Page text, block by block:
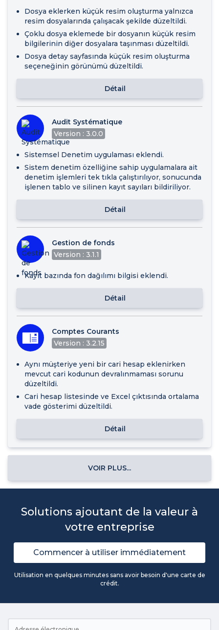
Dosya eklerken küçük resim oluşturma yalnızca
resim dosyalarında çalışacak şekilde düzeltildi.
Çoklu dosya eklemede bir dosyanın küçük resim
bilgilerinin diğer dosyalara taşınması düzeltildi.
Dosya detay sayfasında küçük resim oluşturma
seçeneğinin görünümü düzeltildi.
Détail
Audit Systématique
Version : 3.0.0
Sistemsel Denetim uygulaması eklendi.
Sistem denetim özelliğine sahip uygulamalara ait
denetim işlemleri tek tıkla çalıştırılıyor, sonucunda
işlenen tablo ve silinen kayıt sayıları bildiriliyor.
Détail
Gestion de fonds
Version : 3.1.1
Kayıt bazında fon dağılımı bilgisi eklendi.
Détail
Comptes Courants
Version : 3.2.15
Aynı müşteriye yeni bir cari hesap eklenirken
mevcut cari kodunun devralınmaması sorunu
düzeltildi.
Cari hesap listesinde ve Excel çıktısında ortalama
vade gösterimi düzeltildi.
Détail
VOIR PLUS...
Solutions ajoutant de la valeur à
votre entreprise
Commencer à utiliser immédiatement
Utilisation en quelques minutes sans avoir besoin d'une carte de
crédit.